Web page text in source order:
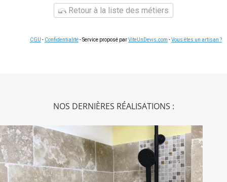
Retour à la liste des métiers
CGU - Confidentialité- Service proposé parViteUnDevis.com -Vous êtes un artisan ?
NOS DERNIÈRES RÉALISATIONS :